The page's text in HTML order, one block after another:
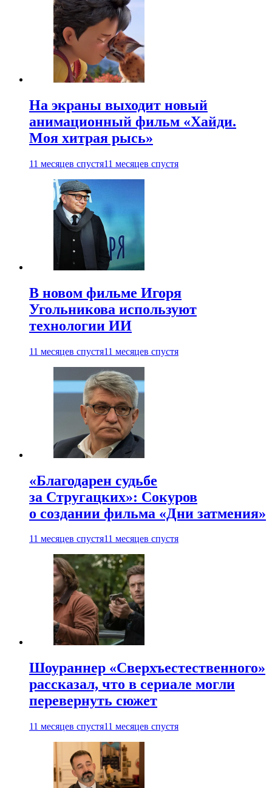
На экраны выходит новый
анимационный фильм «Хайди.
Моя хитрая рысь»
11 месяцев спустя11 месяцев спустя
В новом фильме Игоря
Угольникова используют
технологии ИИ
11 месяцев спустя11 месяцев спустя
«Благодарен судьбе
за Стругацких»: Сокуров
о создании фильма «Дни затмения»
11 месяцев спустя11 месяцев спустя
Шоураннер «Сверхъестественного»
рассказал, что в сериале могли
перевернуть сюжет
11 месяцев спустя11 месяцев спустя